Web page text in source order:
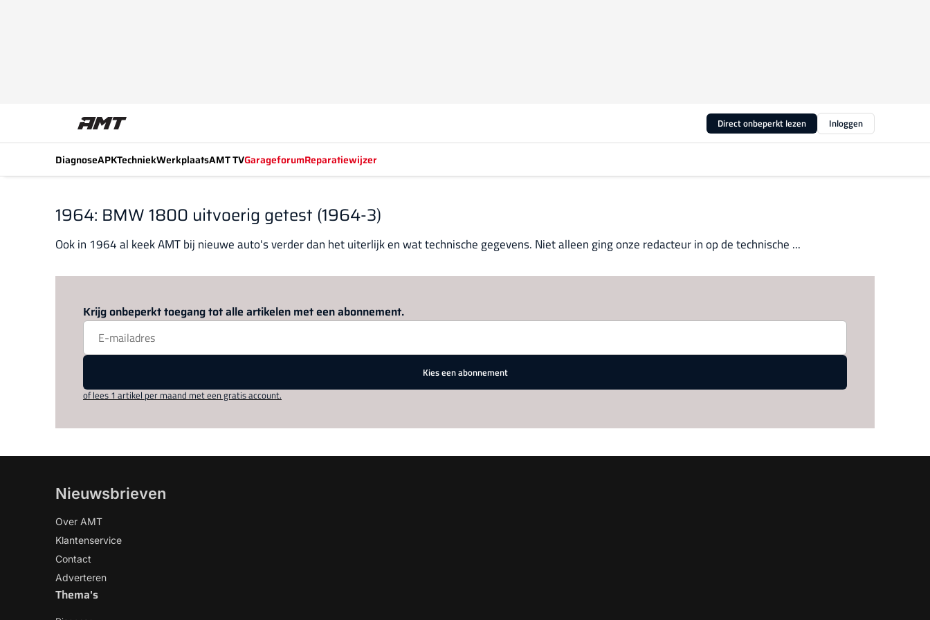
Direct onbeperkt lezen Inloggen
DiagnoseAPKTechniekWerkplaatsAMT TVGarageforumReparatiewijzer
1964: BMW 1800 uitvoerig getest (1964-3)
Ook in 1964 al keek AMT bij nieuwe auto's verder dan het uiterlijk en wat technische gegevens. Niet alleen ging onze redacteur in op de technische ...
Krijg onbeperkt toegang tot alle artikelen met een abonnement.
Kies een abonnement
of lees 1 artikel per maand met een gratis account.
Nieuwsbrieven
Over AMT
Klantenservice
Contact
Adverteren
Thema's